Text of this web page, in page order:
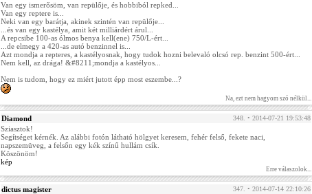
Van egy ismerősöm, van repülője, és hobbiból repked...
Van egy reptere is...
Neki van egy barátja, akinek szintén van repülője...
...és van egy kastélya, amit két milliárdért árul...
A repcsibe 100-as ólmos benya kell(ene) 750/L-ért...
...de elmegy a 420-as autó benzinnel is...
Azt mondja a repteres, a kastélyosnak, hogy tudok hozni belevaló olcsó rep. benzint 500-ért...
Nem kell, az drága! &#8211;mondja a kastélyos...
Nem is tudom, hogy ez miért jutott épp most eszembe...?
Na, ezt nem hagyom szó nélkül...
Diamond 348. • 2014-07-21 19:53:48
Sziasztok!
Segítséget kérnék. Az alábbi fotón látható hölgyet keresem, fehér felső, fekete naci,
napszemüveg, a felsőn egy kék színű hullám csík.
Köszönöm!
kép
Erre válaszolok...
dictus magister 347. • 2014-07-14 22:10:26